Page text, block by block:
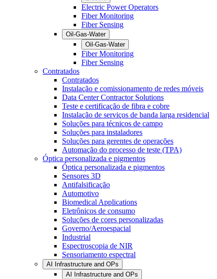
Electric Power Operators
Fiber Monitoring
Fiber Sensing
Oil-Gas-Water
Oil-Gas-Water
Fiber Monitoring
Fiber Sensing
Contratados
Contratados
Instalação e comissionamento de redes móveis
Data Center Contractor Solutions
Teste e certificação de fibra e cobre
Instalação de serviços de banda larga residencial
Soluções para técnicos de campo
Soluções para instaladores
Soluções para gerentes de operações
Automação do processo de teste (TPA)
Óptica personalizada e pigmentos
Óptica personalizada e pigmentos
Sensores 3D
Antifalsificação
Automotivo
Biomedical Applications
Eletrônicos de consumo
Soluções de cores personalizadas
Governo/Aeroespacial
Industrial
Espectroscopia de NIR
Sensoriamento espectral
AI Infrastructure and OPs
AI Infrastructure and OPs